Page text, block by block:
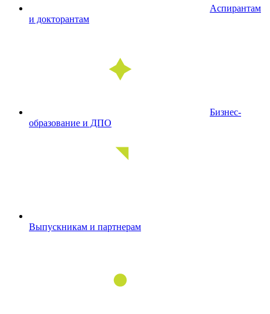
Аспирантам
и докторантам
Бизнес-
образование и ДПО
Выпускникам и партнерам